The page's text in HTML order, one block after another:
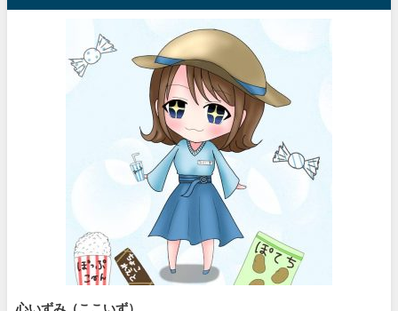
心いずみ（ここいず）